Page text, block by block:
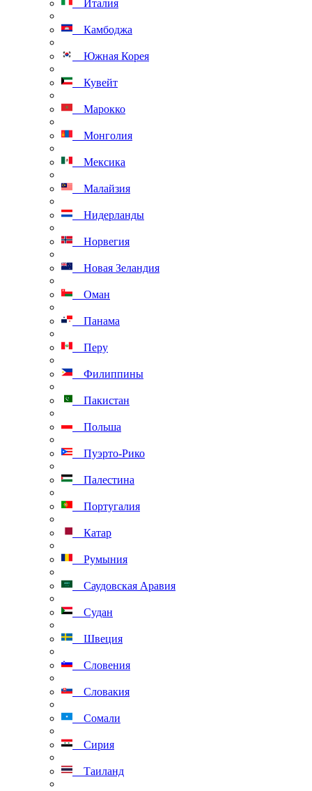
Италия
Камбоджа
Южная Корея
Кувейт
Марокко
Монголия
Мексика
Малайзия
Нидерланды
Норвегия
Новая Зеландия
Оман
Панама
Перу
Филиппины
Пакистан
Польша
Пуэрто-Рико
Палестина
Португалия
Катар
Румыния
Саудовская Аравия
Судан
Швеция
Словения
Словакия
Сомали
Сирия
Таиланд